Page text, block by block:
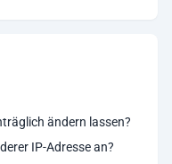
ändern lassen?
IP-Adresse an?